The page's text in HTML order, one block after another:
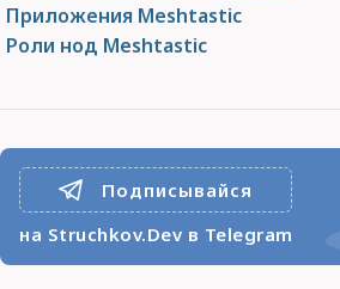
Приложения Meshtastic
Роли нод Meshtastic
Подписывайся
на Struchkov.Dev в Telegram